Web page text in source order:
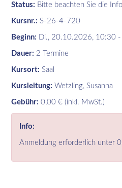
Status: Bitte beachten Sie die
Kursnr.: S-26-4-720
Beginn: Di. , 20.10.2026, 10:30
Dauer: 2 Termine
Kursort: Saal
Kursleitung: Wetzling, Susanna
Gebühr: 0,00 € (inkl. MwSt.)
Info:
Anmeldung erforderlich unter